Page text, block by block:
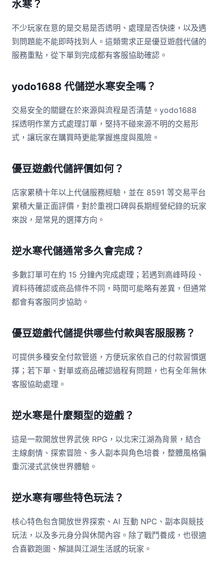
水寒？
不少玩家在意的是交易是否透明、處理是否快速，以及遇
到問題能不能即時找到人。這類需求正是優豆遊戲代儲的
服務重點，從下單到完成都有客服協助確認。
yodo1688 代儲逆水寒安全嗎？
交易安全的關鍵在於來源與流程是否清楚。yodo1688
採透明作業方式處理訂單，堅持不碰來源不明的交易形
式，讓玩家在購買時更能掌握進度與風險。
優豆遊戲代儲評價如何？
店家累積十年以上代儲服務經驗，並在 8591 等交易平台
累積大量正面評價，對於重視口碑與長期經營紀錄的玩家
來說，是常見的選擇方向。
逆水寒代儲通常多久會完成？
多數訂單可在約 15 分鐘內完成處理；若遇到高峰時段、
資料待確認或商品條件不同，時間可能略有差異，但通常
都會有客服同步協助。
優豆遊戲代儲提供哪些付款與客服服務？
可提供多種安全付款管道，方便玩家依自己的付款習慣選
擇；若下單、對單或商品確認過程有問題，也有全年無休
客服協助處理。
逆水寒是什麼類型的遊戲？
這是一款開放世界武俠 RPG，以北宋江湖為背景，結合
主線劇情、探索冒險、多人副本與角色培養，整體風格偏
重沉浸式武俠世界體驗。
逆水寒有哪些特色玩法？
核心特色包含開放世界探索、AI 互動 NPC、副本與競技
玩法，以及多元身分與休閒內容。除了戰鬥養成，也很適
合喜歡跑圖、解謎與江湖生活感的玩家。